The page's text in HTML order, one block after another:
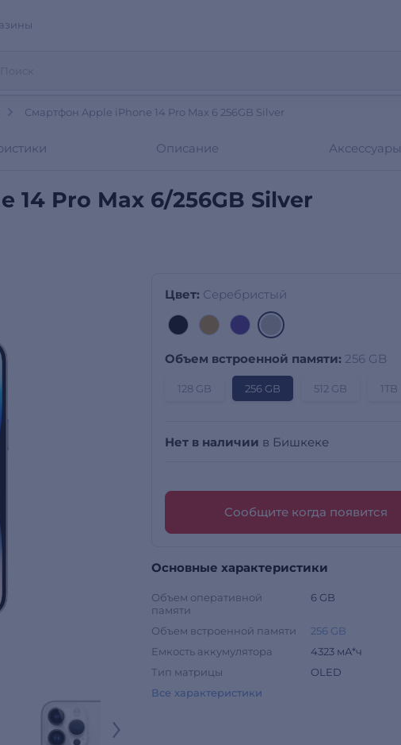
Смартфон Apple iPhone 14 Pro Max 6 256GB Silver
Описание Аксессуары
Pro Max 6/256GB Silver
Цвет: Серебристый
Объем встроенной памяти: 256 GB
128 GB 256 GB 512 GB 1TB
Нет в наличии в Бишкеке
Сообщите когда появится
Основные характеристики
Объем оперативной
памяти
6 GB
Объем встроенной памяти
256 GB
Емкость аккумулятора
4323 мА*ч
Тип матрицы
OLED
Все характеристики